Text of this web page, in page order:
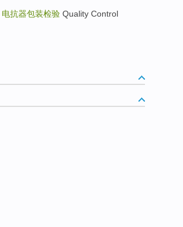
电抗器包装检验 Quality Control